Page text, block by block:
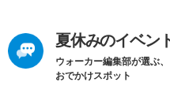
夏休みのイベン
ウォーカー編集部が選ぶ
おでかけスポット